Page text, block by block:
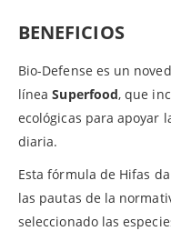
BENEFICIOS
Bio-Defense es un
líneaSuperfood, que
ecológicas para apoyar
diaria.
Esta fórmula de Hifas
las pautas de la
seleccionado las